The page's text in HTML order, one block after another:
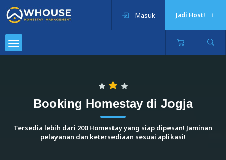
Jadi Host!
Masuk
Booking Homestay di Jogja
Tersedia lebih dari 200 Homestay yang siap dipesan! Jaminan
pelayanan dan ketersediaan sesuai aplikasi!